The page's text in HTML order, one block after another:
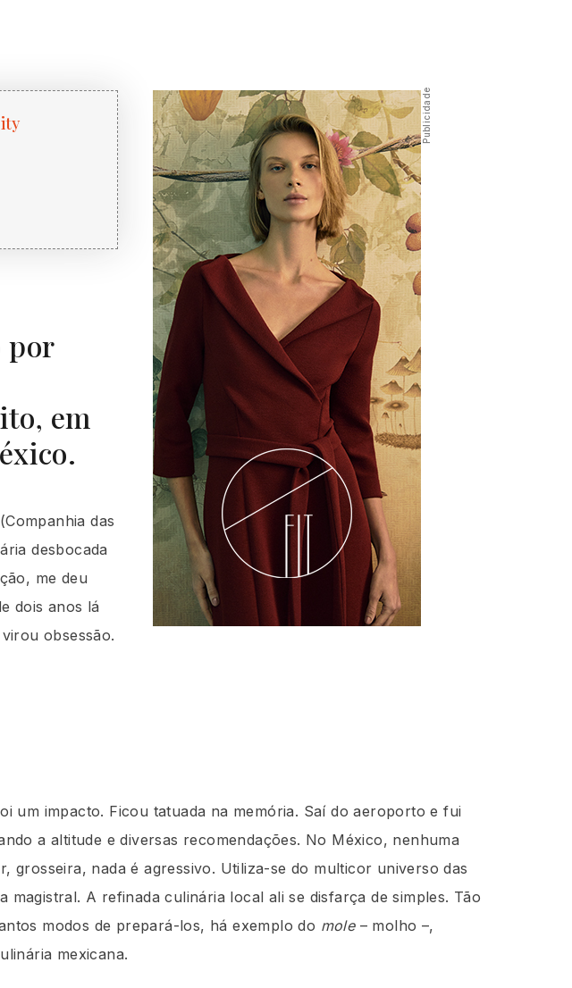
por
em
das
desbocada
me deu
dois anos lá
obsessão.
um impacto. Ficou tatuada na memória. Saí do aeroporto e fui
a altitude e diversas recomendações. No México, nenhuma
grosseira, nada é agressivo. Utiliza-se do multicor universo das
magistral. A refinada culinária local ali se disfarça de simples. Tão
modos de prepará-los, há exemplo do mole – molho –,
mexicana.